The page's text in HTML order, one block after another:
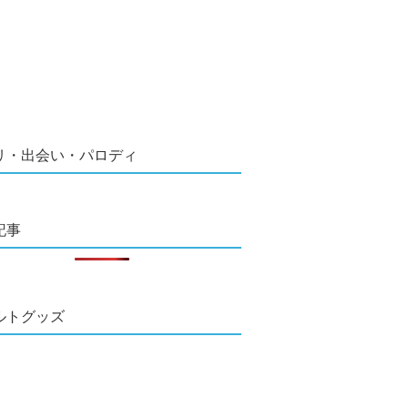
・出会い・パロディ
事
トグッズ